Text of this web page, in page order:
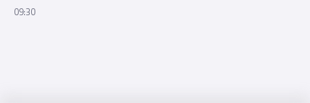
09:30